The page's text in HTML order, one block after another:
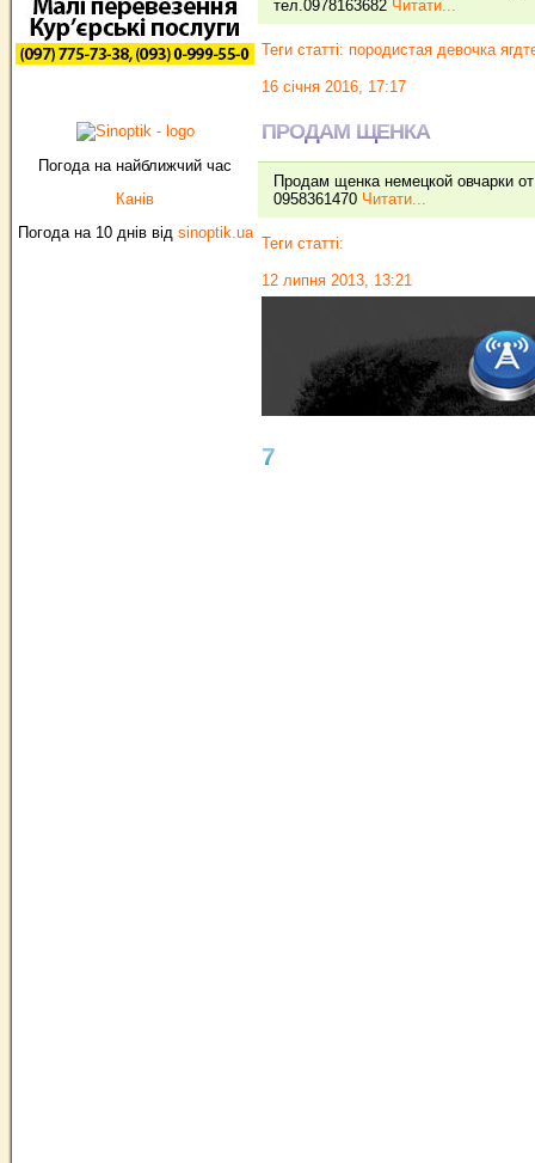
Погода на найближчий час
Канів
Погода на 10 днів від sinoptik.ua
тел.0978163682 Читати...
Теги статті: породистая девочка
16 січня 2016, 17:17
ПРОДАМ ЩЕНКА
Продам щенка немецкой овчарки
0958361470 Читати...
Теги статті:
12 липня 2013, 13:21
7